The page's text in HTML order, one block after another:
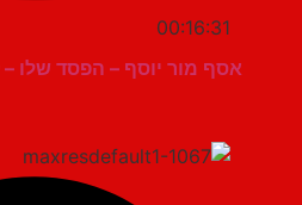
00:16:31
אסף מור יוסף – הפסד שלו – קטע